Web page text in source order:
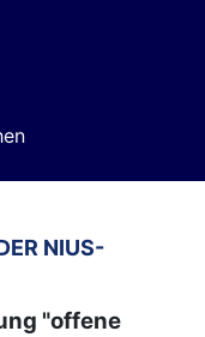
NIUS-
"offene